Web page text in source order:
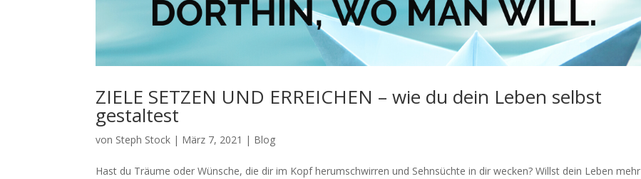
ZIELE SETZEN UND ERREICHEN – wie du dein Leben selbst
gestaltest
von Steph Stock | März 7, 2021 | Blog
Hast du Träume oder Wünsche, die dir im Kopf herumschwirren und Sehnsüchte in dir wecken? Willst dein Leben mehr